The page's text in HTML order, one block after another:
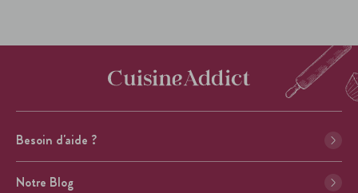
Besoin d'aide ?
Notre Blog